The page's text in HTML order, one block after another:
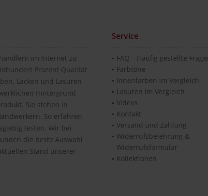
im Internet zu
Prozent Qualität
Lacken und Lasuren
Hintergrund
Sie stehen in
So erfahren
testen. Wir bei
die beste Auswahl
Stand unserer
Service
FAQ – Häufig gestellte
Farbtöne
Innenfarben im Vergleich
Lasuren im Vergleich
Videos
Kontakt
Versand und Zahlung
Widerrufsbelehrung &
Widerrufsformular
Kollektionen